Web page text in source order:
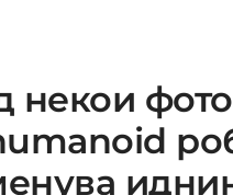
некои